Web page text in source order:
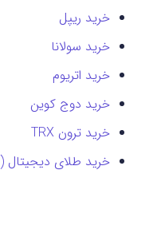
خرید ریپل
خرید سولانا
خرید اتریوم
خرید دوج کوین
خرید ترون TRX
خرید طلای دیجیتال (XAUT)